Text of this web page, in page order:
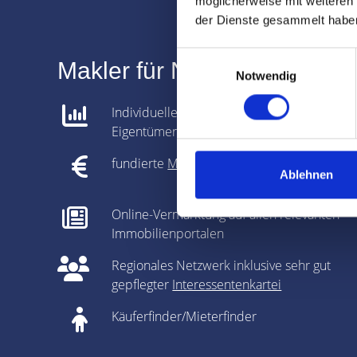
der Dienste gesammelt
Notwendig
Ablehnen
Makler für Nürnberg
Individuelle Analyse gemeinsam mit dem
Eigentümer
fundierte Marktpreisanalyse
Online-Vermarktung auf allen relevanten
Immobilienportalen
Regionales Netzwerk inklusive sehr gut
gepflegter Interessentenkartei
Käuferfinder/Mieterfinder